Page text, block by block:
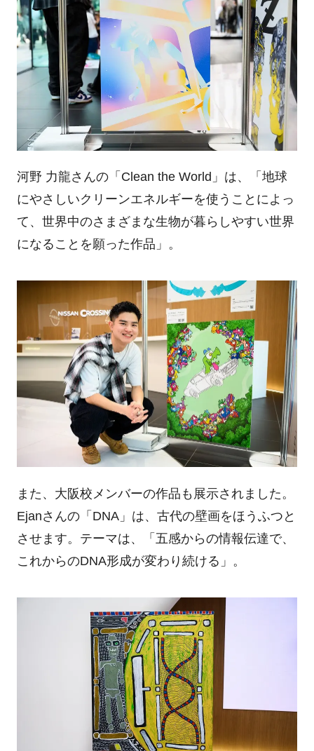
河野 力龍さんの「Clean the World」は、「地球
にやさしいクリーンエネルギーを使うことによっ
て、世界中のさまざまな生物が暮らしやすい世界
になることを願った作品」。
また、大阪校メンバーの作品も展示されました。
Ejanさんの「DNA」は、古代の壁画をほうふつと
させます。テーマは、「五感からの情報伝達で、
これからのDNA形成が変わり続ける」。